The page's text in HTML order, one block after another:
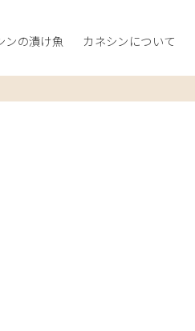
ンの漬け魚 カネシンについて